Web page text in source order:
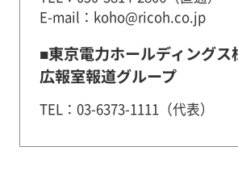
E-mail：koho@ricoh.co.jp
■東京電力ホールディングス
広報室報道グループ
TEL：03-6373-1111（代表）